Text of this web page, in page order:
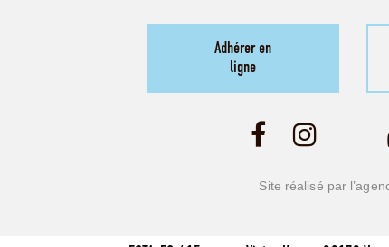
Adhérer en
ligne
Site réalisé par